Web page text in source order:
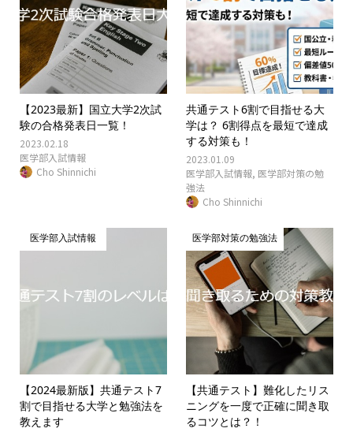
【2023最新】国立大学2次試
験の合格発表日一覧！
2023.02.18
医学部入試情報
Cho Shinnichi
共通テスト6割で目指せる大
学は？ 6割得点を最短で達成
する対策も！
2023.01.09
医学部入試情報, 医学部対策の勉
強法
Cho Shinnichi
医学部入試情報
【2024最新版】共通テスト7
割で目指せる大学と勉強法を
教えます
医学部対策の勉強法
【共通テスト】難化したリス
ニングを一度で正確に聞き取
るコツとは？！